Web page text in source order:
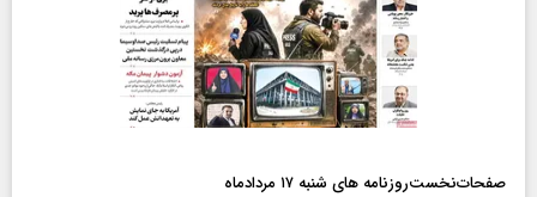
صفحات‌نخست‌روزنامه ها‌ی شنبه ۱۷ مردادماه